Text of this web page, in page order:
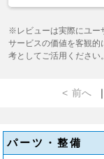
※レビューは実際にユー
サービスの価値を客観的
考としてご活用ください。
< 前へ ｜
パーツ・整備